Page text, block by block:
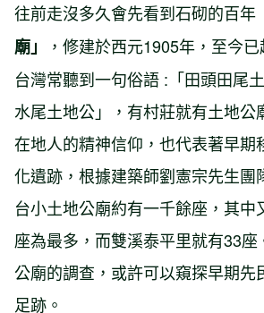
往前走沒多久會先看到石砌的百年
廟」
，修建於西元1905年，至今
台灣常聽到一句俗語 :「田頭田尾
水尾土地公」，有村莊就有土地公
在地人的精神信仰，也代表著早期
化遺跡，根據建築師劉憲宗先生團
台小土地公廟約有一千餘座，其中
座為最多，而雙溪泰平里就有33
公廟的調查，或許可以窺探早期先
足跡。